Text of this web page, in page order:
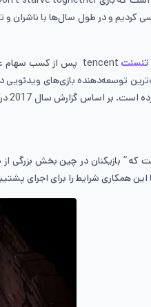
” بازیکنان در چین بخش بزرگی
همکاری شرایط را برای اجرای